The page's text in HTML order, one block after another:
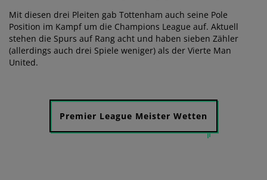
Mit diesen drei Pleiten gab Tottenham auch seine Pole
Position im Kampf um die Champions League auf. Aktuell
stehen die Spurs auf Rang acht und haben sieben Zähler
(allerdings auch drei Spiele weniger) als der Vierte Man
United.
Premier League Meister Wetten